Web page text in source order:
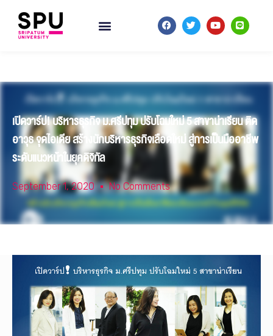
เปิดวาร์ป! บริหารธุรกิจ ม.ศรีปทุม ปรับโฉมใหม่ 5 สาขาน่าเรียน ติด
อาวุธ จุดไอเดีย สร้างนักบริหารธุรกิจเลือดใหม่ สู่การเป็นมืออาชีพ
ระดับแนวหน้าในยุคดิจิทัล
September 1, 2020 No Comments